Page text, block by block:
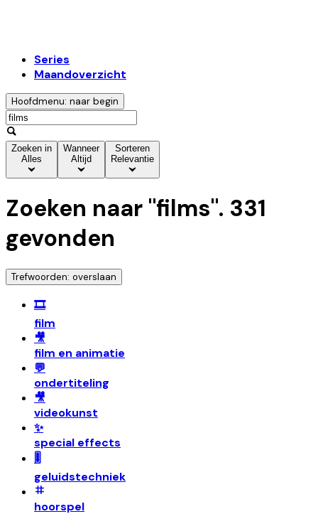
Series
Maandoverzicht
Hoofdmenu: naar begin
Zoeken in
Alles
Wanneer
Altijd
Sorteren
Relevantie
Zoeken naar "films". 331
gevonden
Trefwoorden: overslaan
🎞️
film
🎥
film en animatie
💬
ondertiteling
🎥
videokunst
✨
special effects
🎚️
geluidstechniek
hoorspel